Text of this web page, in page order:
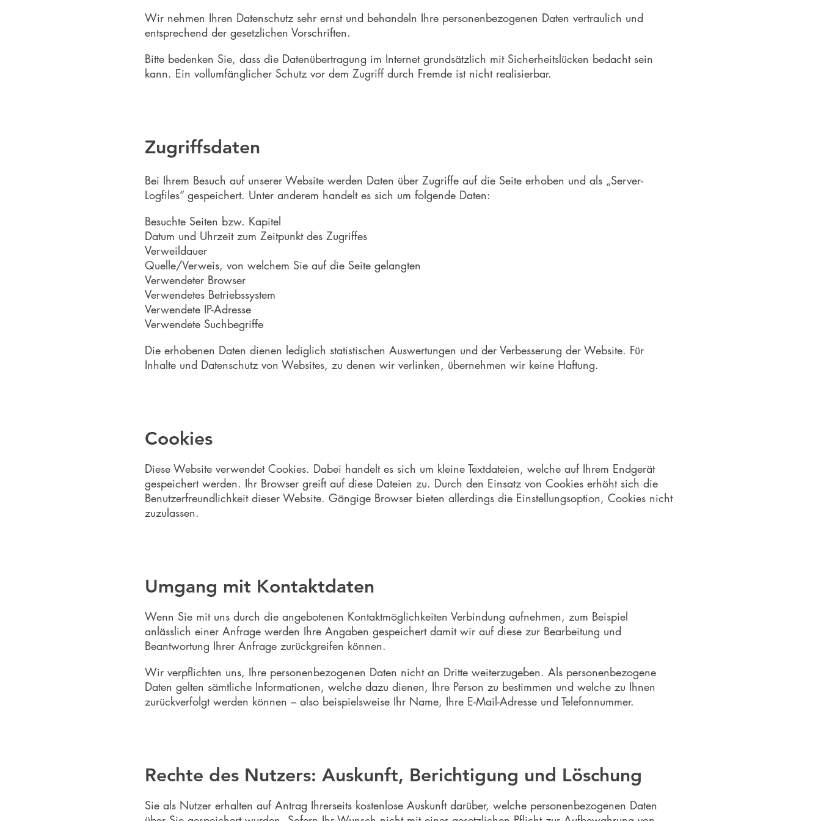
Wir nehmen Ihren Datenschutz sehr ernst und behandeln Ihre personenbezogenen Daten vertraulich und
entsprechend der gesetzlichen Vorschriften.
Bitte bedenken Sie, dass die Datenübertragung im Internet grundsätzlich mit Sicherheitslücken bedacht sein
kann. Ein vollumfänglicher Schutz vor dem Zugriff durch Fremde ist nicht realisierbar.
Zugriffsdaten
Bei Ihrem Besuch auf unserer Website werden Daten über Zugriffe auf die Seite erhoben und als „Server-
Logfiles“ gespeichert. Unter anderem handelt es sich um folgende Daten:
Besuchte Seiten bzw. Kapitel
Datum und Uhrzeit zum Zeitpunkt des Zugriffes
Verweildauer
Quelle/Verweis, von welchem Sie auf die Seite gelangten
Verwendeter Browser
Verwendetes Betriebssystem
Verwendete IP-Adresse
Verwendete Suchbegriffe
Die erhobenen Daten dienen lediglich statistischen Auswertungen und der Verbesserung der Website. Für
Inhalte und Datenschutz von Websites, zu denen wir verlinken, übernehmen wir keine Haftung.
Cookies
Diese Website verwendet Cookies. Dabei handelt es sich um kleine Textdateien, welche auf Ihrem Endgerät
gespeichert werden. Ihr Browser greift auf diese Dateien zu. Durch den Einsatz von Cookies erhöht sich die
Benutzerfreundlichkeit dieser Website. Gängige Browser bieten allerdings die Einstellungsoption, Cookies nicht
zuzulassen.
Umgang mit Kontaktdaten
Wenn Sie mit uns durch die angebotenen Kontaktmöglichkeiten Verbindung aufnehmen, zum Beispiel
anlässlich einer Anfrage werden Ihre Angaben gespeichert damit wir auf diese zur Bearbeitung und
Beantwortung Ihrer Anfrage zurückgreifen können.
Wir verpflichten uns, Ihre personenbezogenen Daten nicht an Dritte weiterzugeben. Als personenbezogene
Daten gelten sämtliche Informationen, welche dazu dienen, Ihre Person zu bestimmen und welche zu Ihnen
zurückverfolgt werden können – also beispielsweise Ihr Name, Ihre E-Mail-Adresse und Telefonnummer.
Rechte des Nutzers: Auskunft, Berichtigung und Löschung
Sie als Nutzer erhalten auf Antrag Ihrerseits kostenlose Auskunft darüber, welche personenbezogenen Daten